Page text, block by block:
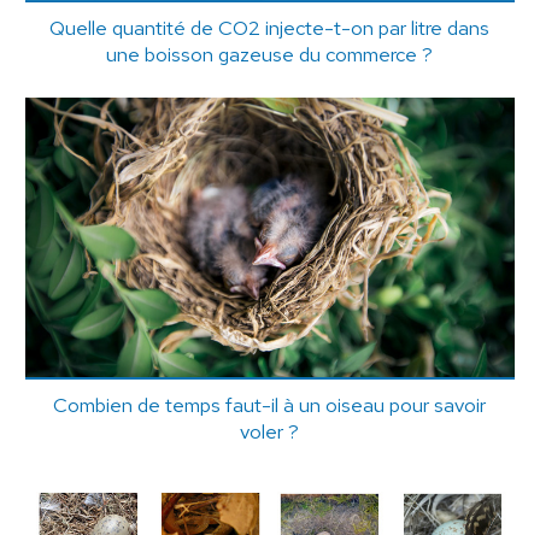
Quelle quantité de CO2 injecte-t-on par litre dans
une boisson gazeuse du commerce ?
Combien de temps faut-il à un oiseau pour savoir
voler ?